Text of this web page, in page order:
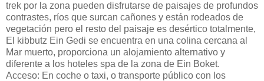
trek por la zona pueden disfrutarse de paisajes de profundos
contrastes, ríos que surcan cañones y están rodeados de
vegetación pero el resto del paisaje es desértico totalmente,
El kibbutz Ein Gedi se encuentra en una colina cercana al
Mar muerto, proporciona un alojamiento alternativo y
diferente a los hoteles spa de la zona de Ein Boket.
Acceso: En coche o taxi, o transporte público con los